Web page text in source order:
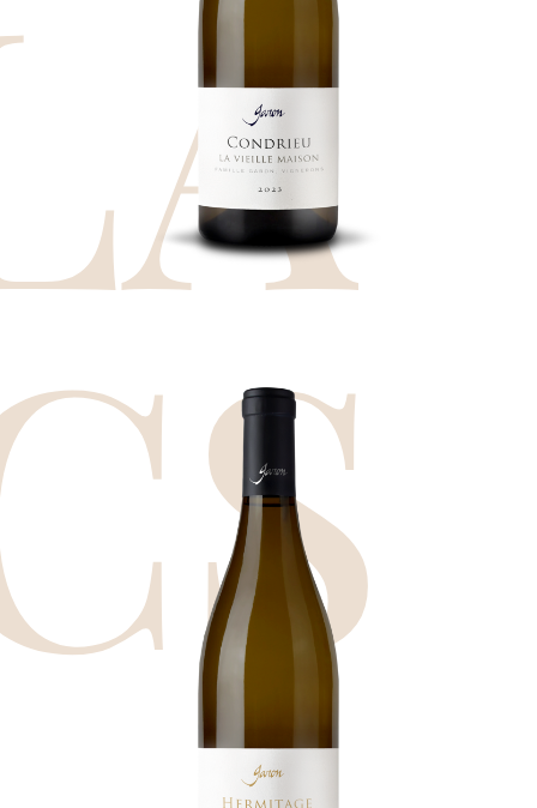
DEMANDE
D'INFORMATIONS
Hermitage
Fossyl
Puissance aromatique et finesse. Un
terroir mythique qui donne naissance
à des vins blancs d’exception.